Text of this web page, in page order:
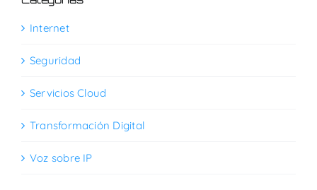
Internet
Seguridad
Servicios Cloud
Transformación Digital
Voz sobre IP